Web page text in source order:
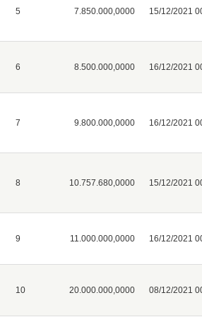
5 7.850.000,0000 15/12/2021
6 8.500.000,0000 16/12/2021
7 9.800.000,0000 16/12/2021
8 10.757.680,0000 15/12/2021
9 11.000.000,0000 16/12/2021
10 20.000.000,0000 08/12/2021